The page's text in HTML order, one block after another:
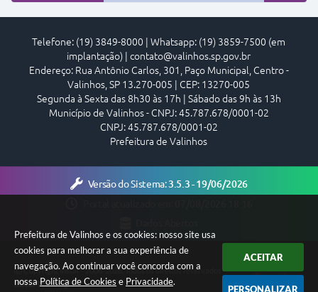
Prefeitura de Valinhos e os cookies: nosso site usa
cookies para melhorar a sua experiência de
navegação. Ao continuar você concorda com a
nossa Política de Cookies e Privacidade.
ACEITAR
PERSONALIZAR
Telefone: (19) 3849-8000 | Whatsapp: (19) 3859-7500 (em
implantação) | contato@valinhos.sp.gov.br
Endereço: Rua Antônio Carlos, 301, Paço Municipal, Centro -
Valinhos, SP 13.270-005 | CEP: 13270-005
Segunda à Sexta das 8h30 às 17h | Sábado das 9h às 13h
Município de Valinhos - CNPJ: 45.787.678/0001-02
CNPJ: 45.787.678/0001-02
Prefeitura de Valinhos
Versão do Sistema:3.5.3 - 19/06/2026
Copyright Instar - 2006-2026. Todos os direitos reservados -
Instar Tecnologia